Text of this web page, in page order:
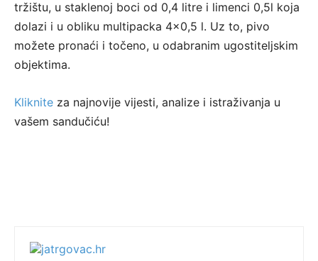
tržištu, u staklenoj boci od 0,4 litre i limenci 0,5l koja
dolazi i u obliku multipacka 4×0,5 l. Uz to, pivo
možete pronaći i točeno, u odabranim ugostiteljskim
objektima.
Kliknite za najnovije vijesti, analize i istraživanja u
vašem sandučiću!